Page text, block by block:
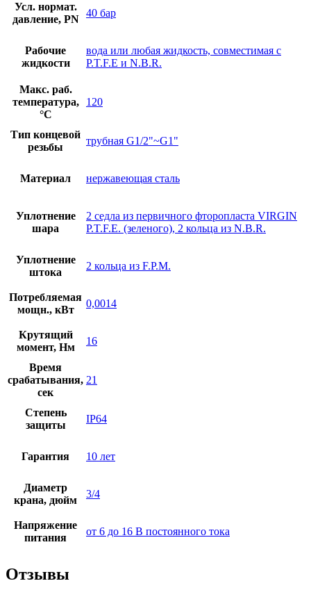
Усл. нормат.
давление, PN
40 бар
Рабочие
жидкости
вода или любая жидкость, совместимая с
P.T.F.E и N.B.R.
Макс. раб.
температура,
°С
120
Тип концевой
резьбы
трубная G1/2"~G1"
Материал нержавеющая сталь
Уплотнение
шара
2 седла из первичного фторопласта VIRGIN
P.T.F.E. (зеленого), 2 кольца из N.B.R.
Уплотнение
штока
2 кольца из F.P.M.
Потребляемая
мощн., кВт
0,0014
Крутящий
момент, Нм
16
Время
срабатывания,
сек
21
Степень
защиты
IP64
Гарантия 10 лет
Диаметр
крана, дюйм
3/4
Напряжение
питания
от 6 до 16 В постоянного тока
Отзывы